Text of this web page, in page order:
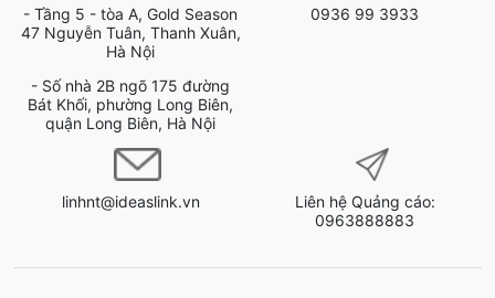
- Tầng 5 - tòa A, Gold Season
47 Nguyễn Tuân, Thanh Xuân,
Hà Nội
- Số nhà 2B ngõ 175 đường
Bát Khối, phường Long Biên,
quận Long Biên, Hà Nội
0936 99 3933
linhnt@ideaslink.vn
Liên hệ Quảng cáo:
0963888883